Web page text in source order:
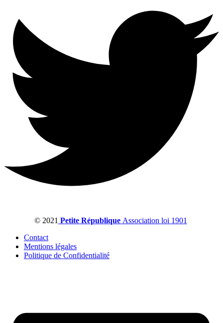
© 2021 Petite République Association loi 1901
Contact
Mentions légales
Politique de Confidentialité